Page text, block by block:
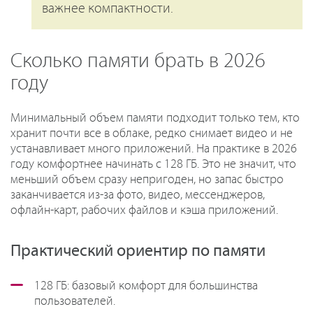
важнее компактности.
Сколько памяти брать в 2026
году
Минимальный объем памяти подходит только тем, кто
хранит почти все в облаке, редко снимает видео и не
устанавливает много приложений. На практике в 2026
году комфортнее начинать с 128 ГБ. Это не значит, что
меньший объем сразу непригоден, но запас быстро
заканчивается из-за фото, видео, мессенджеров,
офлайн-карт, рабочих файлов и кэша приложений.
Практический ориентир по памяти
128 ГБ: базовый комфорт для большинства
пользователей.